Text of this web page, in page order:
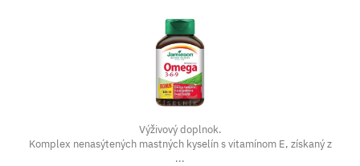
Výživový doplnok.
Komplex nenasýtených mastných kyselín s vitamínom E, získaný z
...